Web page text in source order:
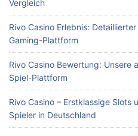
Vergleich
Rivo Casino Erlebnis:
Gaming-Plattform
Rivo Casino Bewertung: Unsere
Spiel-Plattform
Rivo Casino – Erstklassige Slots
Spieler in Deutschland